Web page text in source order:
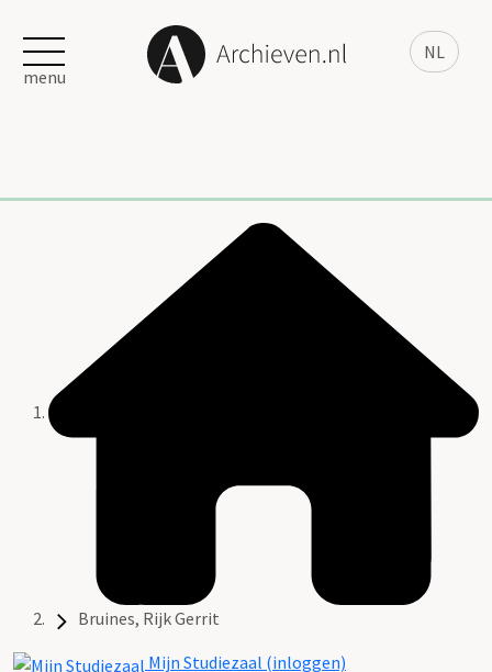
NL
menu
Bruines, Rijk Gerrit
Mijn Studiezaal (inloggen)